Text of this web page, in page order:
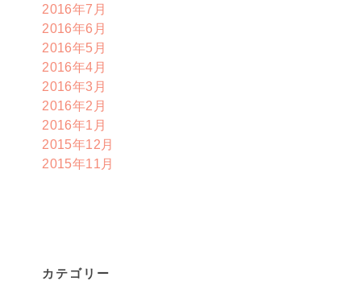
2016年7月
2016年6月
2016年5月
2016年4月
2016年3月
2016年2月
2016年1月
2015年12月
2015年11月
カテゴリー